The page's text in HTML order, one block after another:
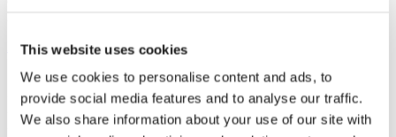
This website uses cookies
We use cookies to personalise content and ads, to
provide social media features and to analyse our traffic.
We also share information about your use of our site with
Leggi tutto...
Febbraio
2018
2018